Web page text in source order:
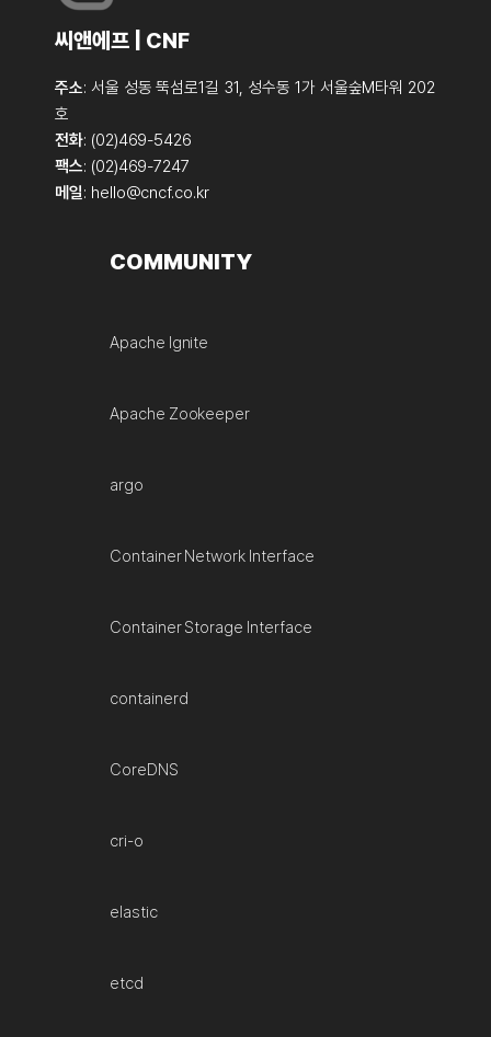
씨앤에프 | CNF
주소: 서울 성동 뚝섬로1길 31, 성수동 1가 서울숲M타워 202
호
전화: (02)469-5426
팩스: (02)469-7247
메일: hello@cncf.co.kr
COMMUNITY
Apache Ignite
Apache Zookeeper
argo
Container Network Interface
Container Storage Interface
containerd
CoreDNS
cri-o
elastic
etcd